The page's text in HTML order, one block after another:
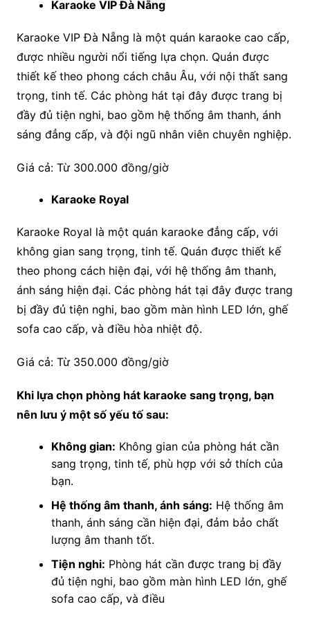
Karaoke VIP Đà Nẵng
Karaoke VIP Đà Nẵng là một quán karaoke cao cấp,
được nhiều người nổi tiếng lựa chọn. Quán được
thiết kế theo phong cách châu Âu, với nội thất sang
trọng, tinh tế. Các phòng hát tại đây được trang bị
đầy đủ tiện nghi, bao gồm hệ thống âm thanh, ánh
sáng đẳng cấp, và đội ngũ nhân viên chuyên nghiệp.
Giá cả: Từ 300.000 đồng/giờ
Karaoke Royal
Karaoke Royal là một quán karaoke đẳng cấp, với
không gian sang trọng, tinh tế. Quán được thiết kế
theo phong cách hiện đại, với hệ thống âm thanh,
ánh sáng hiện đại. Các phòng hát tại đây được trang
bị đầy đủ tiện nghi, bao gồm màn hình LED lớn, ghế
sofa cao cấp, và điều hòa nhiệt độ.
Giá cả: Từ 350.000 đồng/giờ
Khi lựa chọn phòng hát karaoke sang trọng, bạn
nên lưu ý một số yếu tố sau:
Không gian: Không gian của phòng hát cần
sang trọng, tinh tế, phù hợp với sở thích của
bạn.
Hệ thống âm thanh, ánh sáng: Hệ thống âm
thanh, ánh sáng cần hiện đại, đảm bảo chất
lượng âm thanh tốt.
Tiện nghi: Phòng hát cần được trang bị đầy
đủ tiện nghi, bao gồm màn hình LED lớn, ghế
sofa cao cấp, và điều